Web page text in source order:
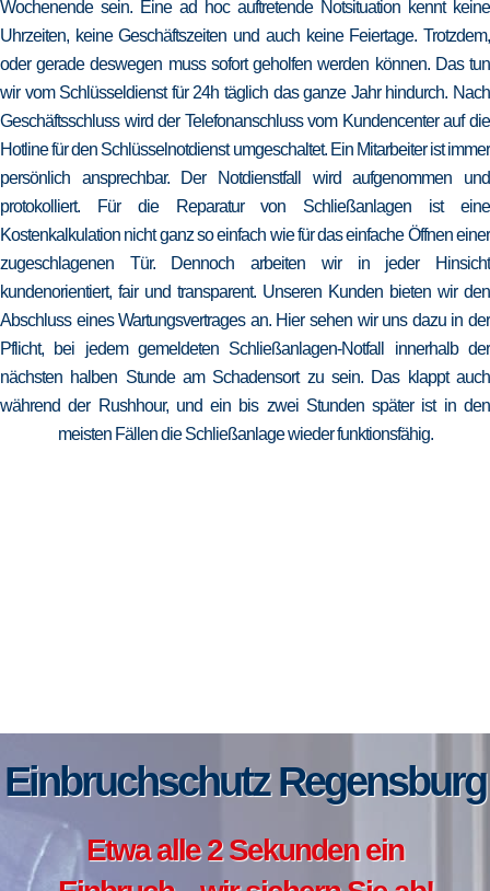
Wochenende sein. Eine ad hoc auftretende Notsituation kennt keine
Uhrzeiten, keine Geschäftszeiten und auch keine Feiertage. Trotzdem,
oder gerade deswegen muss sofort geholfen werden können. Das tun
wir vom Schlüsseldienst für 24h täglich das ganze Jahr hindurch. Nach
Geschäftsschluss wird der Telefonanschluss vom Kundencenter auf die
Hotline für den Schlüsselnotdienst umgeschaltet. Ein Mitarbeiter ist immer
persönlich ansprechbar. Der Notdienstfall wird aufgenommen und
protokolliert. Für die Reparatur von Schließanlagen ist eine
Kostenkalkulation nicht ganz so einfach wie für das einfache Öffnen einer
zugeschlagenen Tür. Dennoch arbeiten wir in jeder Hinsicht
kundenorientiert, fair und transparent. Unseren Kunden bieten wir den
Abschluss eines Wartungsvertrages an. Hier sehen wir uns dazu in der
Pflicht, bei jedem gemeldeten Schließanlagen-Notfall innerhalb der
nächsten halben Stunde am Schadensort zu sein. Das klappt auch
während der Rushhour, und ein bis zwei Stunden später ist in den
meisten Fällen die Schließanlage wieder funktionsfähig.
Einbruchschutz Regensburg
Etwa alle 2 Sekunden ein